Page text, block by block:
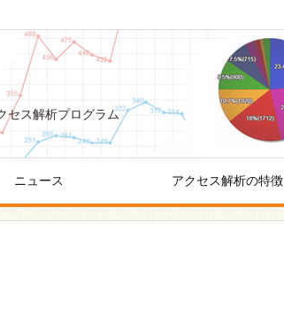
セス解析プログラム
ニュース アクセス解析の特徴